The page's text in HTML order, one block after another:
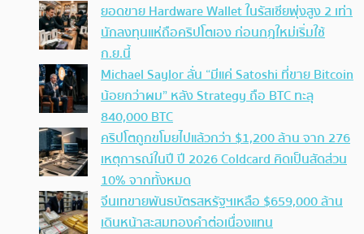
ยอดขาย Hardware Wallet ในรัสเซียพุ่งสูง 2 เท่า
นักลงทุนแห่ถือคริปโตเอง ก่อนกฎใหม่เริ่มใช้
ก.ย.นี้
Michael Saylor ลั่น “มีแค่ Satoshi ที่ขาย Bitcoin
น้อยกว่าผม” หลัง Strategy ถือ BTC ทะลุ
840,000 BTC
คริปโตถูกขโมยไปแล้วกว่า $1,200 ล้าน จาก 276
เหตุการณ์ในปี ปี 2026 Coldcard คิดเป็นสัดส่วน
10% จากทั้งหมด
จีนเทขายพันธบัตรสหรัฐฯเหลือ $659,000 ล้าน
เดินหน้าสะสมทองคำต่อเนื่องแทน